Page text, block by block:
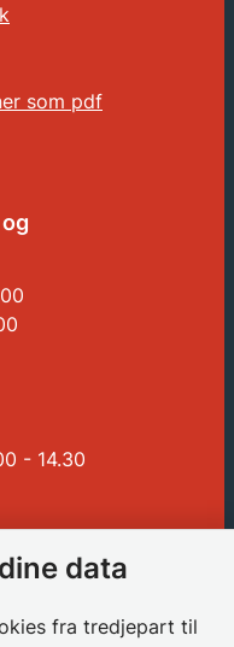
som pdf
- 14.30
data
fra tredjepart til